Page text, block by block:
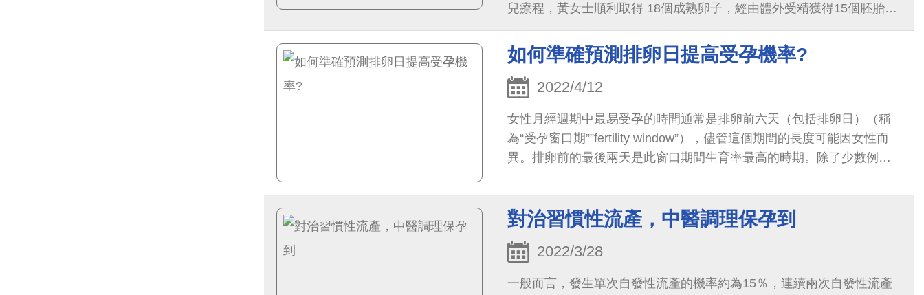
兒療程，黃女士順利取得 18個成熟卵子，經由體外受精獲得15個胚胎；
最佳的時間點，將胚胎進行植入。歷經漫長求子過程與等待，黃女士終
於懷孕，試管療程成功
如何準確預測排卵日提高受孕機率?
2022/4/12
女性月經週期中最易受孕的時間通常是排卵前六天（包括排卵日）（稱
為“受孕窗口期””fertility window”），儘管這個期間的長度可能因女性而
異。排卵前的最後兩天是此窗口期間生育率最高的時期。除了少數例外
孕。
對治習慣性流產，中醫調理保孕到
2022/3/28
一般而言，發生單次自發性流產的機率約為15％，連續兩次自發性流產